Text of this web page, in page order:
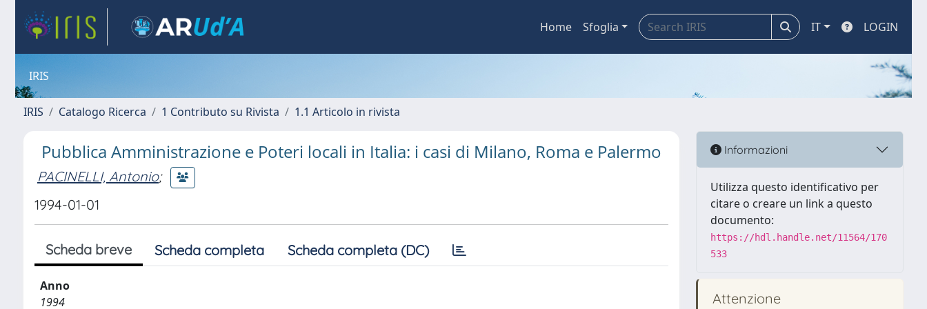
Home Sfoglia IT LOGIN
IRIS
IRIS Catalogo Ricerca 1 Contributo su Rivista 1.1 Articolo in rivista
Pubblica Amministrazione e Poteri locali in Italia: i casi di Milano, Roma e Palermo
PACINELLI, Antonio;
1994-01-01
Scheda breve Scheda completa Scheda completa (DC)
Anno
1994
Informazioni
Utilizza questo identificativo per
citare o creare un link a questo
documento:
https://hdl.handle.net/11564/170
533
Attenzione